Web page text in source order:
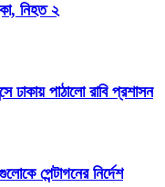
নিহত ২
ঢাকায় পাঠালো রাবি প্রশাসন
পেন্টাগনের নির্দেশ